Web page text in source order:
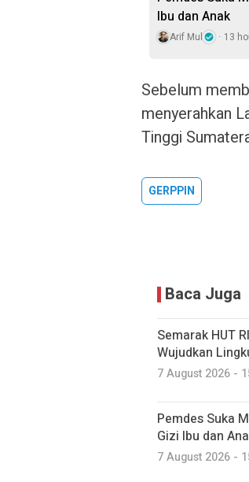
Ibu dan Anak
Arif Mul 13
Sebelum
menyerahkan
Tinggi
GERPPIN
Baca Juga
Semarak HUT
Wujudkan
7 August 2026 -
Pemdes Suka
Gizi Ibu dan
7 August 2026 -